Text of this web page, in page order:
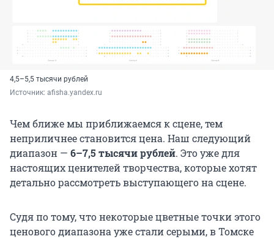
4,5–5,5 тысячи рублей
Источник: afisha.yandex.ru
Чем ближе мы приближаемся к сцене, тем
неприличнее становится цена. Наш следующий
диапазон — 6–7,5 тысячи рублей. Это уже для
настоящих ценителей творчества, которые хотят
детально рассмотреть выступающего на сцене.
Судя по тому, что некоторые цветные точки этого
ценового диапазона уже стали серыми, в Томске